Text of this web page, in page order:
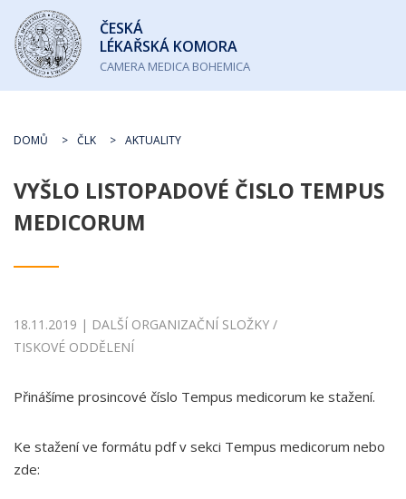
Česká
lékařská
komora
ČESKÁ
LÉKAŘSKÁ KOMORA
CAMERA MEDICA BOHEMICA
DOMŮ ČLK AKTUALITY
VYŠLO LISTOPADOVÉ ČISLO TEMPUS
MEDICORUM
18.11.2019 | DALŠÍ ORGANIZAČNÍ SLOŽKY /
TISKOVÉ ODDĚLENÍ
Přinášíme prosincové číslo Tempus medicorum ke stažení.
Ke stažení ve formátu pdf v sekci Tempus medicorum nebo
zde: